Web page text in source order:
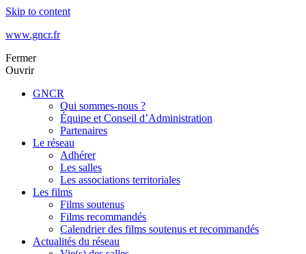
Skip to content
www.gncr.fr
Fermer
Ouvrir
GNCR
Qui sommes-nous ?
Équipe et Conseil d’Administration
Partenaires
Le réseau
Adhérer
Les salles
Les associations territoriales
Les films
Films soutenus
Films recommandés
Calendrier des films soutenus et recommandés
Actualités du réseau